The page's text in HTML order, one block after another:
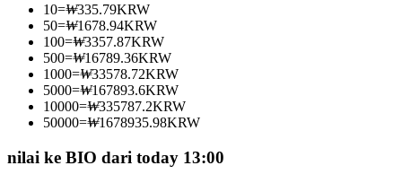
Menjadi Pedagang Salinan
Nikmati pembagian keuntungan dan komisi copy trading
10=₩335.79KRW
50=₩1678.94KRW
100=₩3357.87KRW
500=₩16789.36KRW
1000=₩33578.72KRW
5000=₩167893.6KRW
10000=₩335787.2KRW
50000=₩1678935.98KRW
nilai ke BIO dari today 13:00